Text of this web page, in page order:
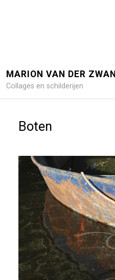
MARION VAN DER ZWAN
Collages en schilderijen
Boten